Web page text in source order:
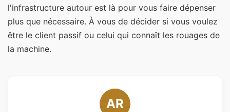
l'infrastructure autour est là pour vous faire dépenser
plus que nécessaire. À vous de décider si vous voulez
être le client passif ou celui qui connaît les rouages de
la machine.
AR